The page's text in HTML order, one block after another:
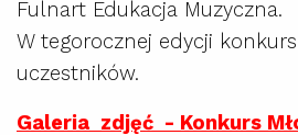
Fulnart Edukacja Muzyczna.
W tegorocznej edycji konkurs
uczestników.
Galeria zdjęć - Konkurs